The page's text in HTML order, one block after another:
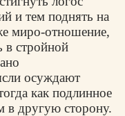
и тем поднять на
миро-отношение,
в стройной
осуждают
как подлинное
в другую сторону.